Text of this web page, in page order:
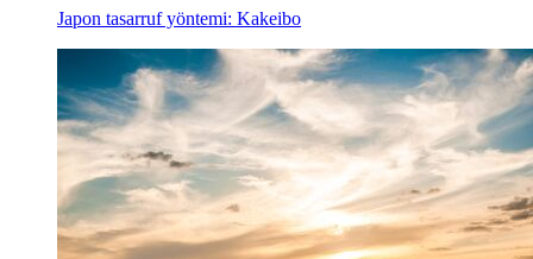
Japon tasarruf yöntemi: Kakeibo